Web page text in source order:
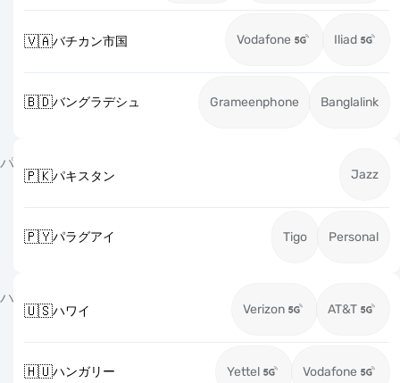
🇻🇦バチカン市国 Vodafone Iliad
🇧🇩バングラデシュ Grameenphone Banglalink
パ
🇵🇰パキスタン Jazz
🇵🇾パラグアイ Tigo Personal
ハ
🇺🇸ハワイ Verizon AT&T
🇭🇺ハンガリー Yettel Vodafone